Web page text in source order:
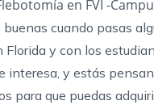
en FVI -
buenas cuando pasas
Floriday con los
interesa, y estás
para que puedas